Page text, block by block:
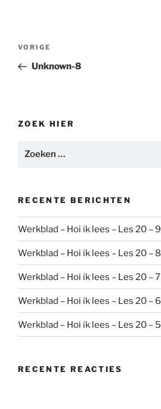
Bericht
Vorig
bericht
VORIGE
Unknown-8
ZOEK HIER
RECENTE BERICHTEN
Werkblad – Hoi ik lees – Les 20 – 9
Werkblad – Hoi ik lees – Les 20 – 8
Werkblad – Hoi ik lees – Les 20 – 7
Werkblad – Hoi ik lees – Les 20 – 6
Werkblad – Hoi ik lees – Les 20 – 5
RECENTE REACTIES